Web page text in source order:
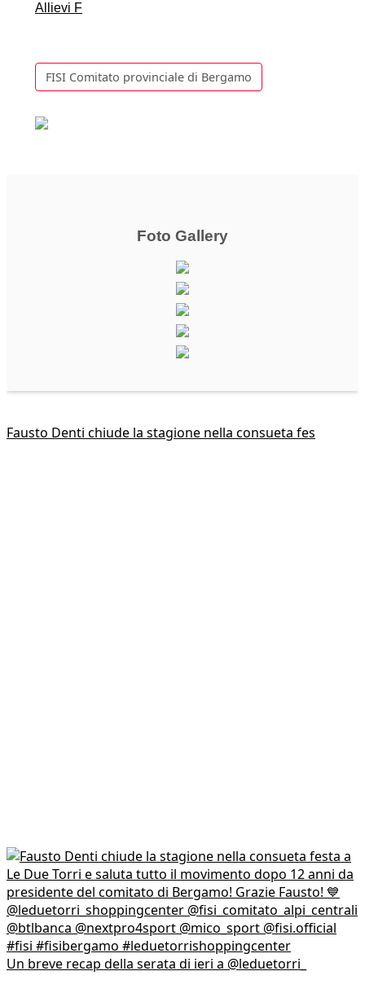
Allievi F
FISI Comitato provinciale di Bergamo
Foto Gallery
Fausto Denti chiude la stagione nella consueta fes
Un breve recap della serata di ieri a @leduetorri_